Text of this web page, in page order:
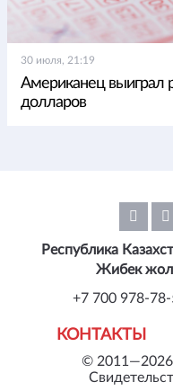
30 июля, 21:19
Американец выиграл
долларов
© 2011—2026
КОНТАКТЫ
Республика
Жибек
+7 700 978-